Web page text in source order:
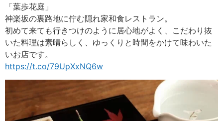
「葉歩花庭」
神楽坂の裏路地に佇む隠れ家和食レストラン。
初めて来ても行きつけのように居心地がよく、こだわり抜
いた料理は素晴らしく、ゆっくりと時間をかけて味わいた
いお店です。
https://t.co/79UpXxNQ6w